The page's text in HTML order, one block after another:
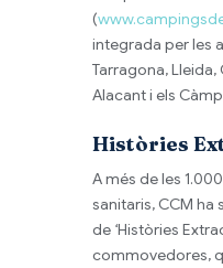
(
integrada per les
Tarragona, Lleida,
Alacant i els
Històries
A més de les
sanitaris, CCM ha
de ‘Històries
commovedores,